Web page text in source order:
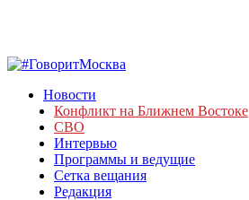
Новости
Конфликт на Ближнем Востоке
СВО
Интервью
Программы и ведущие
Сетка вещания
Редакция